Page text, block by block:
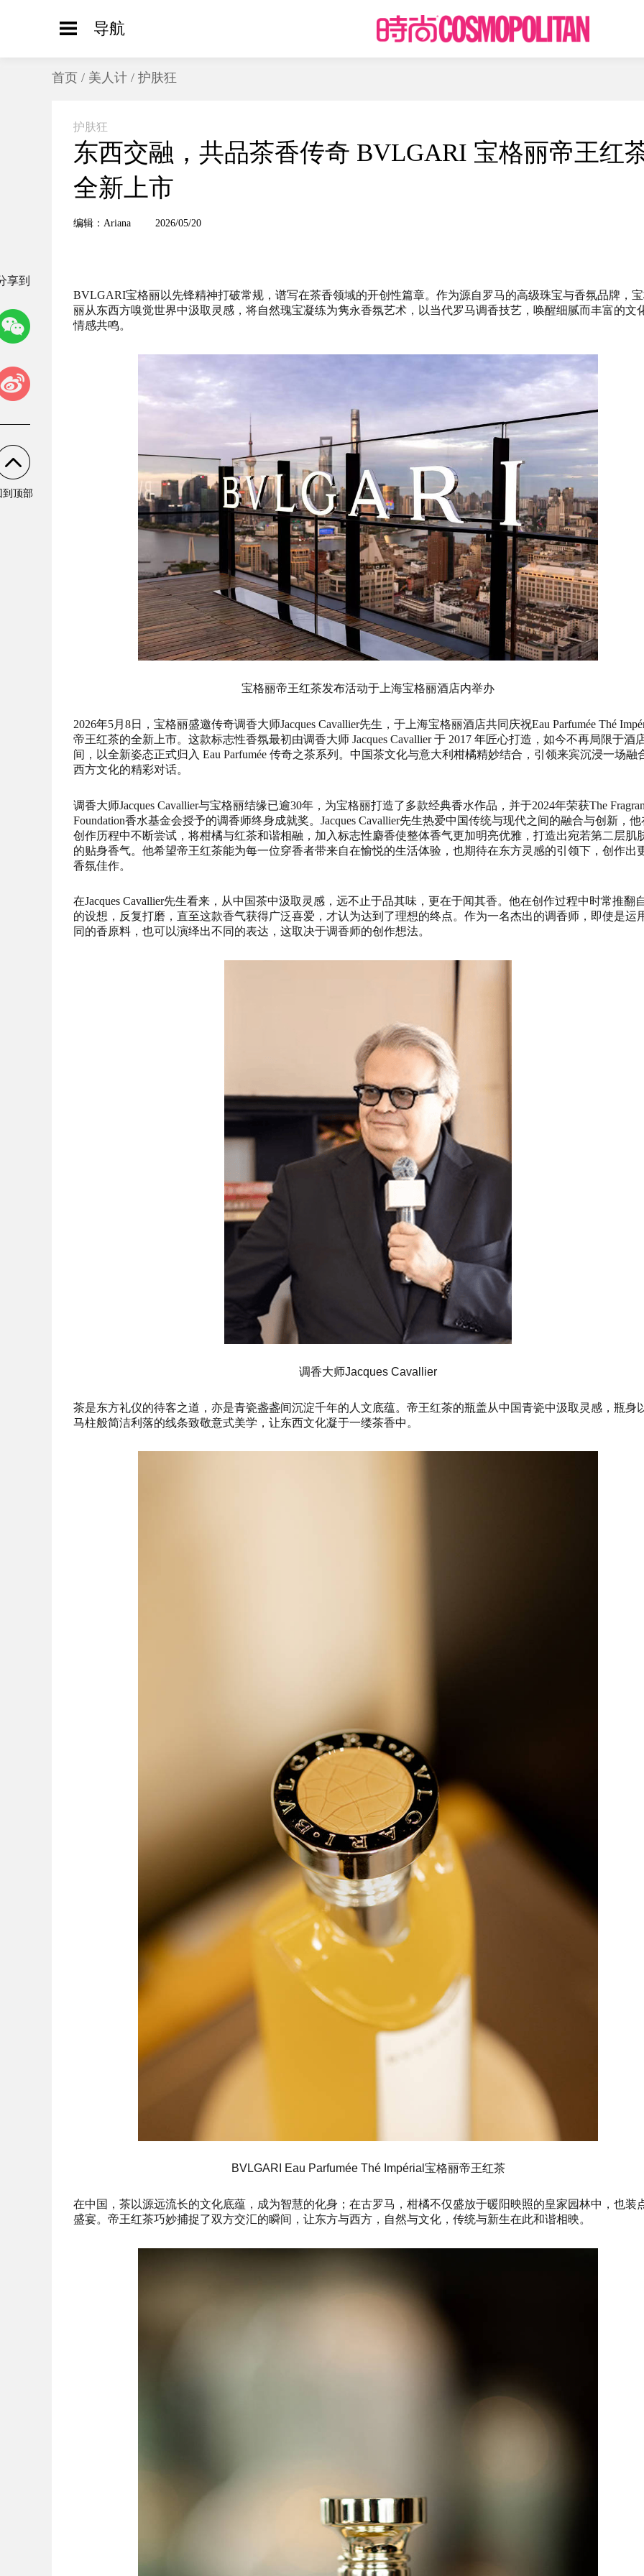
导航
首页 / 美人计 / 护肤狂
护肤狂
东西交融，共品茶香传奇 BVLGARI 宝格丽帝王红
全新上市
编辑：Ariana 2026/05/20
BVLGARI宝格丽以先锋精神打破常规，谱写在茶香领域的开创性篇章。作为源自罗马的高级珠宝与香氛品牌，
丽从东西方嗅觉世界中汲取灵感，将自然瑰宝凝练为隽永香氛艺术，以当代罗马调香技艺，唤醒细腻而丰富的文
情感共鸣。
宝格丽帝王红茶发布活动于上海宝格丽酒店内举办
2026年5月8日，宝格丽盛邀传奇调香大师Jacques Cavallier先生，于上海宝格丽酒店共同庆祝Eau Parfumée Thé
帝王红茶的全新上市。这款标志性香氛最初由调香大师 Jacques Cavallier 于 2017 年匠心打造，如今不再局限于酒
间，以全新姿态正式归入 Eau Parfumée 传奇之茶系列。中国茶文化与意大利柑橘精妙结合，引领来宾沉浸一场融
西方文化的精彩对话。
调香大师Jacques Cavallier与宝格丽结缘已逾30年，为宝格丽打造了多款经典香水作品，并于2024年荣获The
Foundation香水基金会授予的调香师终身成就奖。Jacques Cavallier先生热爱中国传统与现代之间的融合与创新，他
创作历程中不断尝试，将柑橘与红茶和谐相融，加入标志性麝香使整体香气更加明亮优雅，打造出宛若第二层肌
的贴身香气。他希望帝王红茶能为每一位穿香者带来自在愉悦的生活体验，也期待在东方灵感的引领下，创作出
香氛佳作。
在Jacques Cavallier先生看来，从中国茶中汲取灵感，远不止于品其味，更在于闻其香。他在创作过程中时常推翻
的设想，反复打磨，直至这款香气获得广泛喜爱，才认为达到了理想的终点。作为一名杰出的调香师，即使是运
同的香原料，也可以演绎出不同的表达，这取决于调香师的创作想法。
调香大师Jacques Cavallier
茶是东方礼仪的待客之道，亦是青瓷盏盏间沉淀千年的人文底蕴。帝王红茶的瓶盖从中国青瓷中汲取灵感，瓶身
马柱般简洁利落的线条致敬意式美学，让东西文化凝于一缕茶香中。
BVLGARI Eau Parfumée Thé Impérial宝格丽帝王红茶
在中国，茶以源远流长的文化底蕴，成为智慧的化身；在古罗马，柑橘不仅盛放于暖阳映照的皇家园林中，也装
盛宴。帝王红茶巧妙捕捉了双方交汇的瞬间，让东方与西方，自然与文化，传统与新生在此和谐相映。
享到
到顶部